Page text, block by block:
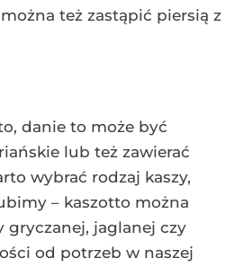
też zastąpić piersią z
danie to może być
lub też zawierać
wybrać rodzaj kaszy,
– kaszotto można
gryczanej, jaglanej czy
od potrzeb w naszej